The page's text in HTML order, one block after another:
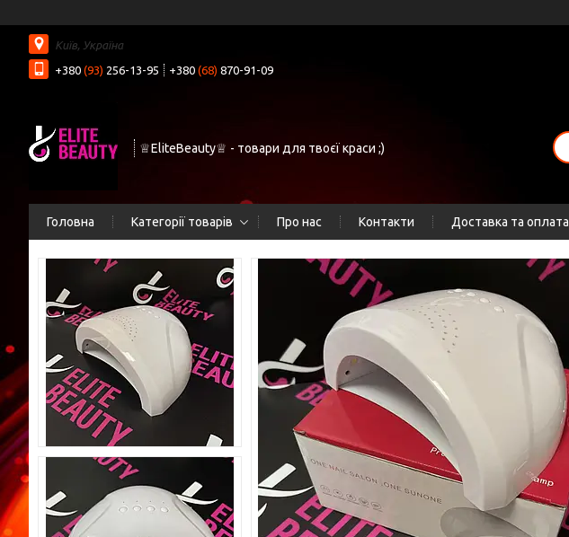
Київ, Україна
+380 (93) 256-13-95 +380 (68) 870-91-09
♕EliteBeauty♕ - товари для твоєї краси ;)
Головна Категорії товарів Про нас Контакти Доставка та оплата